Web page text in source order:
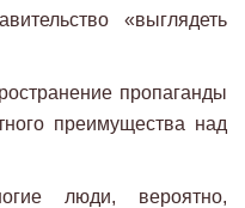
«выглядеть
пропаганды
преимущества над
люди, вероятно,